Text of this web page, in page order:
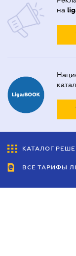
на
КАТАЛОГ
ВСЕ ТАРИФЫ